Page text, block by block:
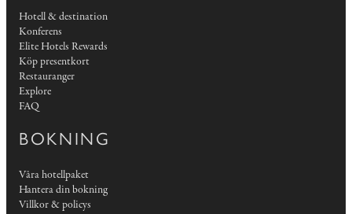
Hotell & destination
Konferens
Elite Hotels Rewards
Köp presentkort
Restauranger
Explore
FAQ
BOKNING
Våra hotellpaket
Hantera din bokning
Villkor & policys